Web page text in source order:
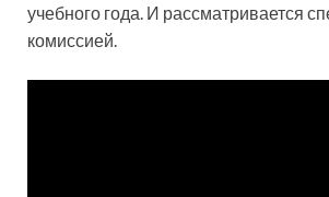
учебного года. И рассматривается
комиссией.